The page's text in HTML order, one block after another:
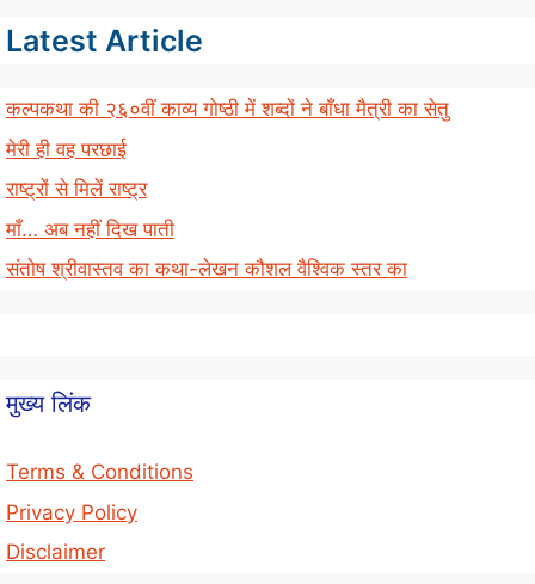
Latest Article
कल्पकथा की २६०वीं काव्य गोष्ठी में शब्दों ने बाँधा मैत्री का सेतु
मेरी ही वह परछाई
राष्ट्रों से मिलें राष्ट्र
माँ… अब नहीं दिख पाती
संतोष श्रीवास्तव का कथा-लेखन कौशल वैश्विक स्तर का
मुख्य लिंक
Terms & Conditions
Privacy Policy
Disclaimer